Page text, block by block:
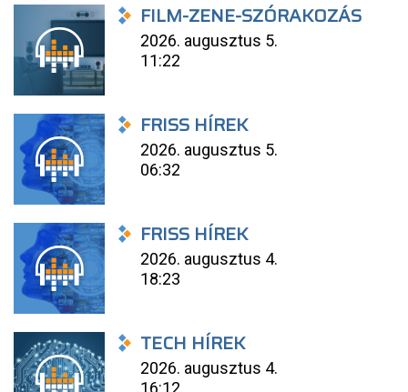
FILM-ZENE-SZÓRAKOZÁS
2026. augusztus 5.
11:22
FRISS HÍREK
2026. augusztus 5.
06:32
FRISS HÍREK
2026. augusztus 4.
18:23
TECH HÍREK
2026. augusztus 4.
16:12